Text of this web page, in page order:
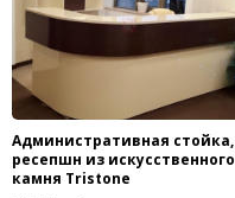
Административная стойка,
ресепшн из искусственного
камня Tristone